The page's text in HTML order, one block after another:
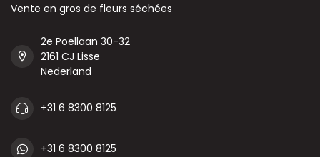
Vente en gros de fleurs séchées
2e Poellaan 30-32
2161 CJ Lisse
Nederland
+31 6 8300 8125
+31 6 8300 8125